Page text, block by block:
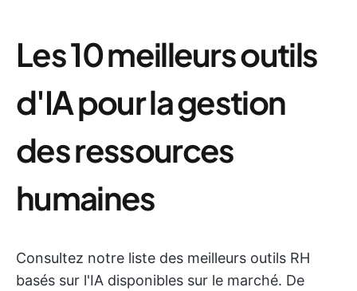
Les 10 meilleurs outils
d'IA pour la gestion
des ressources
humaines
Consultez notre liste des meilleurs outils RH
basés sur l'IA disponibles sur le marché. De